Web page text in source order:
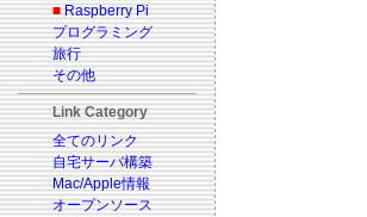
■ Raspberry Pi
プログラミング
旅行
その他
Link Category
全てのリンク
自宅サーバ構築
Mac/Apple情報
オープンソース